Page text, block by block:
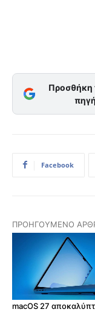
Προσθήκη
Facebook
ΠΡΟΗΓΟΎΜΕΝΟ
macOS 27